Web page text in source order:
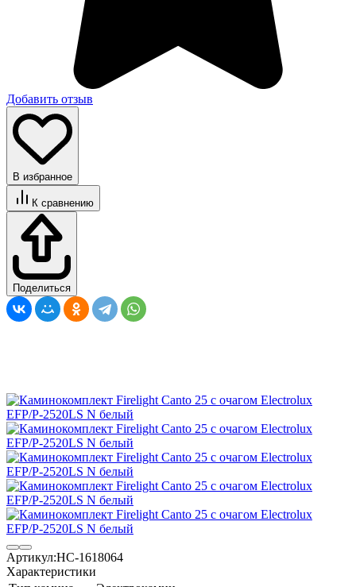
Добавить отзыв
В избранное
К сравнению
Поделиться
Артикул:НС-1618064
Характеристики